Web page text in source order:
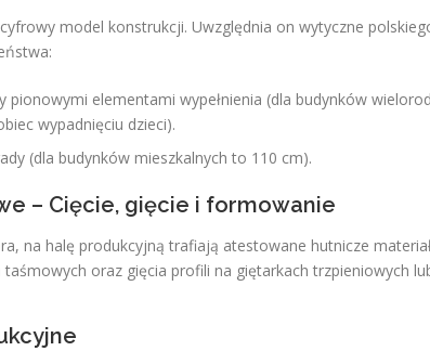
model konstrukcji. Uwzględnia on wytyczne
pionowymi elementami wypełnienia (dla budynków
wypadnięciu dzieci).
(dla budynków mieszkalnych to 110 cm).
– Cięcie, gięcie i formowanie
na halę produkcyjną trafiają atestowane hutnicze
taśmowych oraz gięcia profili na giętarkach trzpieniowych